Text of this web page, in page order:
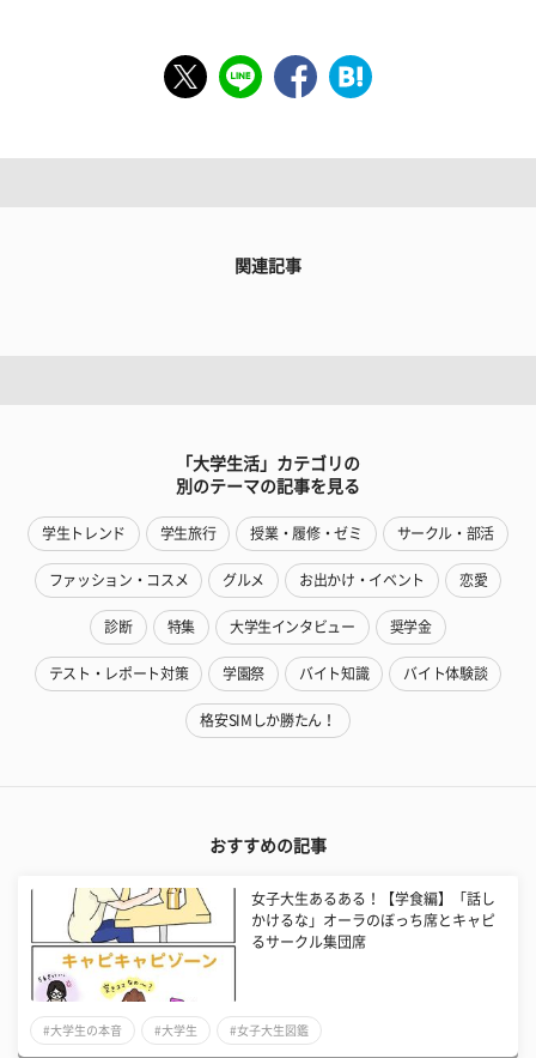
関連記事
「大学生活」カテゴリの
別のテーマの記事を見る
学生トレンド 学生旅行 授業・履修・ゼミ サークル・部活
ファッション・コスメ グルメ お出かけ・イベント 恋愛
診断 特集 大学生インタビュー 奨学金
テスト・レポート対策 学園祭 バイト知識 バイト体験談
格安SIMしか勝たん！
おすすめの記事
女子大生あるある！【学食編】「話し
かけるな」オーラのぼっち席とキャピ
るサークル集団席
#大学生の本音 #大学生 #女子大生図鑑